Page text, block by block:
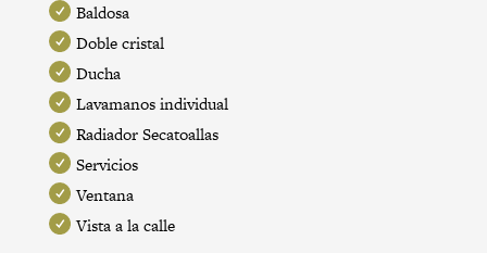
Baldosa
Doble cristal
Ducha
Lavamanos individual
Radiador Secatoallas
Servicios
Ventana
Vista a la calle